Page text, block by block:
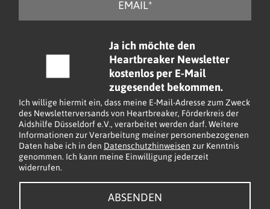
M
k
b
o
x
e
n
*
Ja ich möchte den
Heartbreaker Newsletter
kostenlos per E-Mail
zugesendet bekommen.
Ich willige hiermit ein, dass meine E-Mail-Adresse zum Zweck
des Newsletterversands von Heartbreaker, Förderkreis der
Aidshilfe Düsseldorf e.V., verarbeitet werden darf. Weitere
Informationen zur Verarbeitung meiner personenbezogenen
Daten habe ich in den Datenschutzhinweisen zur Kenntnis
genommen. Ich kann meine Einwilligung jederzeit
widerrufen.
ABSENDEN